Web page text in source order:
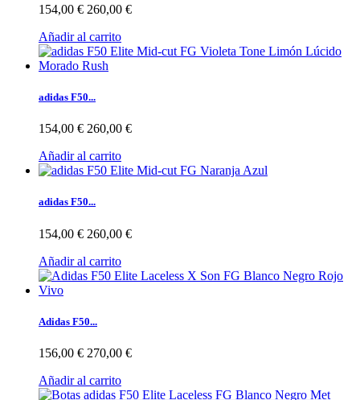
154,00 € 260,00 €
Añadir al carrito
adidas F50...
154,00 € 260,00 €
Añadir al carrito
adidas F50...
154,00 € 260,00 €
Añadir al carrito
Adidas F50...
156,00 € 270,00 €
Añadir al carrito